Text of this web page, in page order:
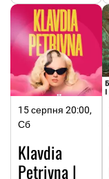
15 серпня 20:00,
Сб
Klavdia
Petrivna |